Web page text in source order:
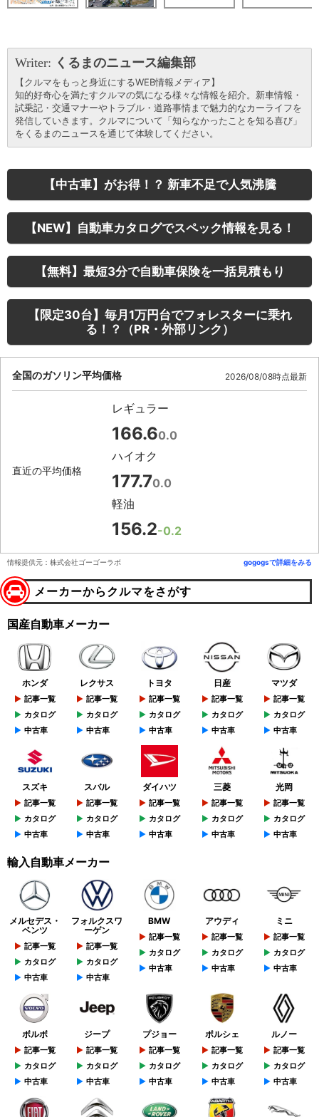
Writer: くるまのニュース編集部
【クルマをもっと身近にするWEB情報メディア】
知的好奇心を満たすクルマの気になる様々な情報を紹介。新車情報・
試乗記・交通マナーやトラブル・道路事情まで魅力的なカーライフを
発信していきます。クルマについて「知らなかったことを知る喜び」
をくるまのニュースを通じて体験してください。
【中古車】がお得！？ 新車不足で人気沸騰
【NEW】自動車カタログでスペック情報を見る！
【無料】最短3分で自動車保険を一括見積もり
【限定30台】毎月1万円台でフォレスターに乗れ
る！？（PR・外部リンク）
全国のガソリン平均価格 2026/08/08時点最新
直近の平均価格
レギュラー
166.60.0
ハイオク
177.70.0
軽油
156.2-0.2
情報提供元：株式会社ゴーゴーラボ gogogsで詳細をみる
メーカーからクルマをさがす
国産自動車メーカー
ホンダ
記事一覧
カタログ
中古車
レクサス
記事一覧
カタログ
中古車
トヨタ
記事一覧
カタログ
中古車
日産
記事一覧
カタログ
中古車
マツダ
記事一覧
カタログ
中古車
スズキ
記事一覧
カタログ
中古車
スバル
記事一覧
カタログ
中古車
ダイハツ
記事一覧
カタログ
中古車
三菱
記事一覧
カタログ
中古車
光岡
記事一覧
カタログ
中古車
輸入自動車メーカー
メルセデス・
ベンツ
記事一覧
カタログ
中古車
フォルクスワ
ーゲン
記事一覧
カタログ
中古車
BMW
記事一覧
カタログ
中古車
アウディ
記事一覧
カタログ
中古車
ミニ
記事一覧
カタログ
中古車
ボルボ
記事一覧
カタログ
中古車
ジープ
記事一覧
カタログ
中古車
プジョー
記事一覧
カタログ
中古車
ポルシェ
記事一覧
カタログ
中古車
ルノー
記事一覧
カタログ
中古車